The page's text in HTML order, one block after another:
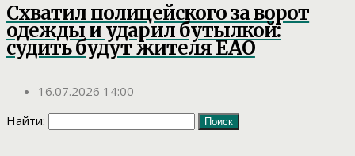
Схватил полицейского за ворот
одежды и ударил бутылкой:
судить будут жителя ЕАО
16.07.2026 14:00
Найти: